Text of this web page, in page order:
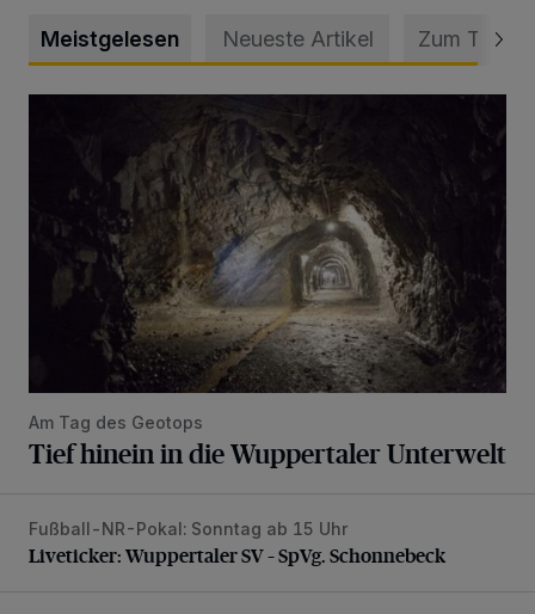
Meistgelesen Neueste Artikel Zum Thema
Am Tag des Geotops
Tief hinein in die Wuppertaler Unterwelt
Liveticker: Wuppertaler SV – SpVg. Schonnebeck
Fußball-NR-Pokal: Sonntag ab 15 Uhr
Liveticker: Wuppertaler SV – SpVg. Schonnebeck